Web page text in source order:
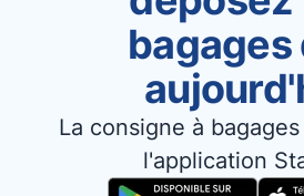
bagages
La consigne à
l'application